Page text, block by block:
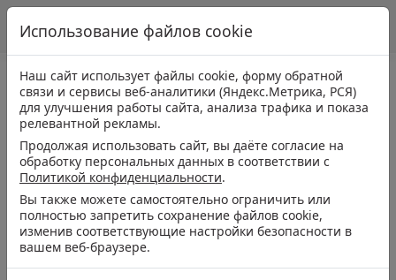
Использование файлов cookie
Наш сайт использует файлы cookie, форму обратной
связи и сервисы веб-аналитики (Яндекс.Метрика, РСЯ)
для улучшения работы сайта, анализа трафика и показа
релевантной рекламы.
Продолжая использовать сайт, вы даёте согласие на
обработку персональных данных в соответствии с
Политикой конфиденциальности.
Вы также можете самостоятельно ограничить или
полностью запретить сохранение файлов cookie,
изменив соответствующие настройки безопасности в
вашем веб-браузере.